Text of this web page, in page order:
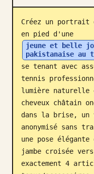
Télécharger
Blog
Mises à jour
Créez un portrait
en pied d'une
jeune et belle
pakistanaise
se tenant avec
tennis
lumière naturelle
cheveux châtain
dans la brise, un
anonymisé sans
une pose
jambe croisée
exactement 4